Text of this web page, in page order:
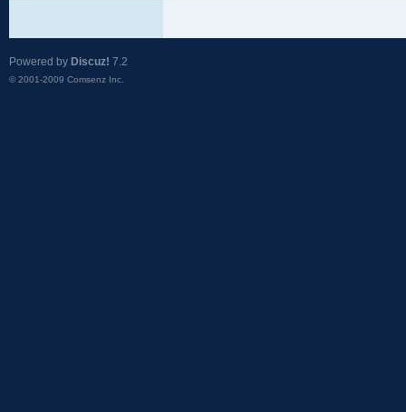
Powered by Discuz! 7.2
© 2001-2009 Comsenz Inc.